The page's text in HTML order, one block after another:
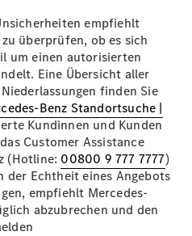
&
Betrug
empfiehlt
überprüfen, ob es sich
um einen autorisierten
Eine Übersicht aller
finden Sie
Benz Standortsuche |
Kundinnen und Kunden
Customer Assistance
(Hotline: 00800 9 777 7777)
der Echtheit eines Angebots
empfiehlt Mercedes-
abzubrechen und den